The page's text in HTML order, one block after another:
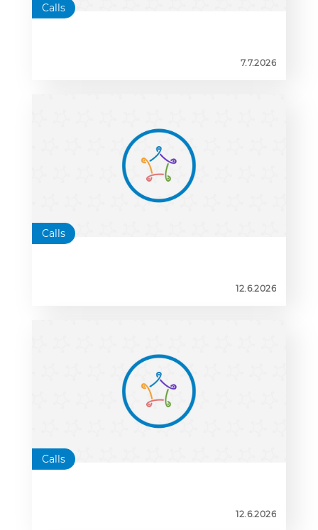
Calls
7.7.2026
Calls
12.6.2026
Calls
12.6.2026